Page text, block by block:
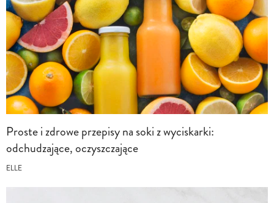
Proste i zdrowe przepisy na soki z wyciskarki:
odchudzające, oczyszczające
ELLE